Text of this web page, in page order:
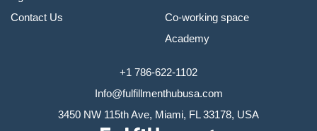
Contact Us
Co-working space
Academy
+1 786-622-1102
Info@fulfillmenthubusa.com
3450 NW 115th Ave, Miami, FL 33178, USA